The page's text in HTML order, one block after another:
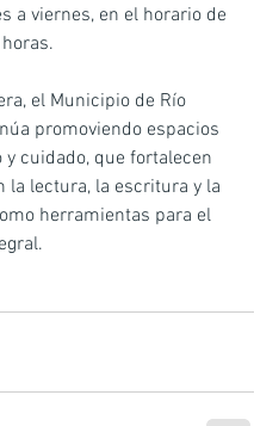
a viernes, en el horario de
el Municipio de Río
promoviendo espacios
y cuidado, que fortalecen
la lectura, la escritura y la
herramientas para el